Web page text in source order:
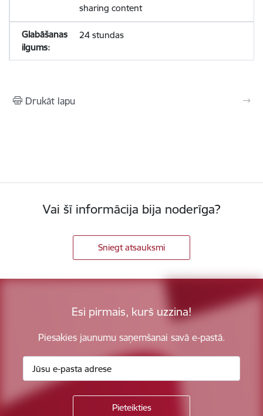
sharing content
24 stundas
Drukāt lapu
Vai šī informācija bija noderīga?
Sniegt atsauksmi
Esi pirmais, kurš uzzina!
Piesakies jaunumu saņemšanai savā e-pastā.